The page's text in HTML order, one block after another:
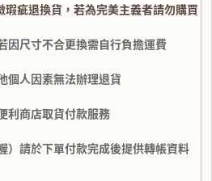
疵退換貨，若為完美主義者請勿購買
因尺寸不合更換需自行負擔運費
個人因素無法辦理退貨
利商店取貨付款服務
）請於下單付款完成後提供轉帳資料